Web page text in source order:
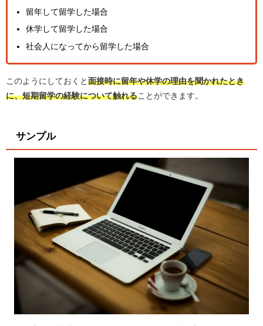
留年して留学した場合
休学して留学した場合
社会人になってから留学した場合
このようにしておくと 面接時に留年や休学の理由を聞かれたとき
に、短期留学の経験について触れることができます。
サンプル